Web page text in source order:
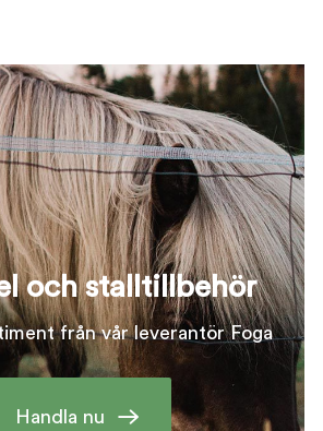
och stalltillbehör
från vår leverantör Foga
Handla nu